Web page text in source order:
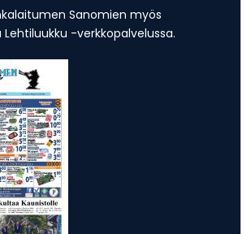
Sanomien myös
-verkkopalvelussa.